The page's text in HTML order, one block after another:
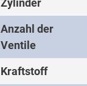
Zylinder
Anzahl der
Ventile
Kraftstoff